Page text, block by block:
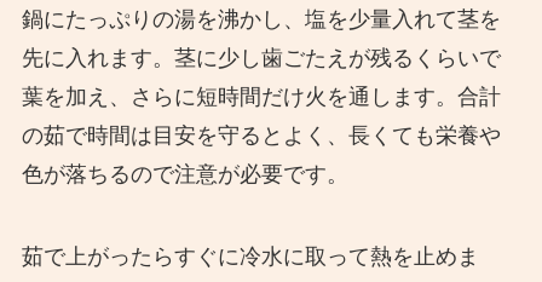
鍋にたっぷりの湯を沸かし、塩を少量入れて茎を
先に入れます。茎に少し歯ごたえが残るくらいで
葉を加え、さらに短時間だけ火を通します。合計
の茹で時間は目安を守るとよく、長くても栄養や
色が落ちるので注意が必要です。
茹で上がったらすぐに冷水に取って熱を止めま